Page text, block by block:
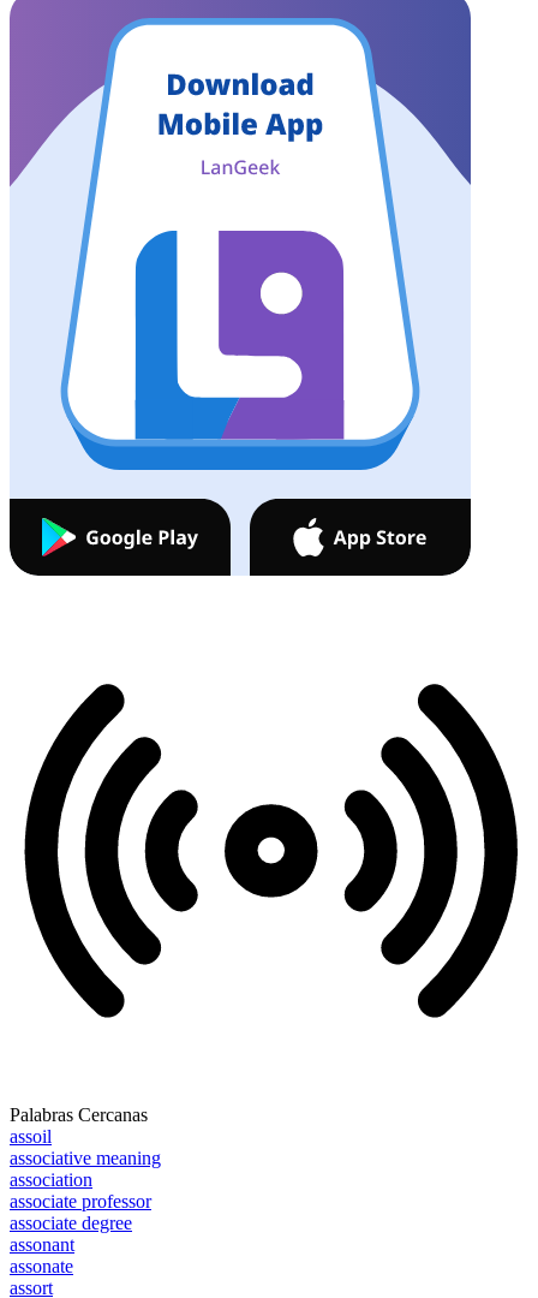
Palabras Cercanas
assoil
associative meaning
association
associate professor
associate degree
assonant
assonate
assort